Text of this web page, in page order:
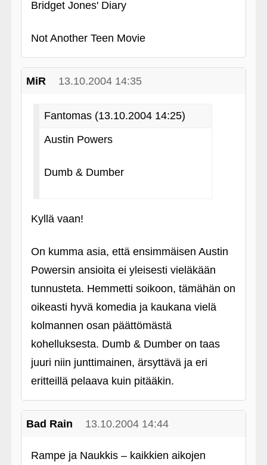
Bridget Jones' Diary
Not Another Teen Movie
MiR 13.10.2004 14:35
Fantomas (13.10.2004 14:25)
Austin Powers
Dumb & Dumber
Kyllä vaan!
On kumma asia, että ensimmäisen Austin
Powersin ansioita ei yleisesti vieläkään
tunnusteta. Hemmetti soikoon, tämähän on
oikeasti hyvä komedia ja kaukana vielä
kolmannen osan päättömästä
kohelluksesta. Dumb & Dumber on taas
juuri niin junttimainen, ärsyttävä ja eri
eritteillä pelaava kuin pitääkin.
Bad Rain 13.10.2004 14:44
Rampe ja Naukkis – kaikkien aikojen